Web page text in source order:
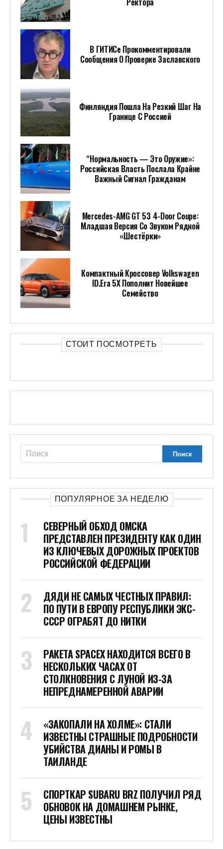
В ГИТИСе Прокомментировали
Сообщения О Проверке Заславского
Финляндия Пошла На Резкий Шаг На
Границе С Россией
“Нормальность — Это Оружие»:
Российская Власть Послала Крайне
Важный Сигнал Гражданам
Mercedes-AMG GT 53 4-Door Coupe:
Младшая Версия Со Звуком Рядной
«шестёрки»
Компактный Кроссовер Volkswagen
ID.Era 5X Пополнит Новейшее
Семейство
СТОИТ ПОСМОТРЕТЬ
ПОПУЛЯРНОЕ ЗА НЕДЕЛЮ
СЕВЕРНЫЙ ОБХОД ОМСКА
ПРЕДСТАВЛЕН ПРЕЗИДЕНТУ КАК ОДИН
ИЗ КЛЮЧЕВЫХ ДОРОЖНЫХ ПРОЕКТОВ
РОССИЙСКОЙ ФЕДЕРАЦИИ
ДЯДИ НЕ САМЫХ ЧЕСТНЫХ ПРАВИЛ:
ПО ПУТИ В ЕВРОПУ РЕСПУБЛИКИ ЭКС-
СССР ОГРАБЯТ ДО НИТКИ
РАКЕТА SPACEX НАХОДИТСЯ ВСЕГО В
НЕСКОЛЬКИХ ЧАСАХ ОТ
СТОЛКНОВЕНИЯ С ЛУНОЙ ИЗ-ЗА
НЕПРЕДНАМЕРЕННОЙ АВАРИИ
«ЗАКОПАЛИ НА ХОЛМЕ»: СТАЛИ
ИЗВЕСТНЫ СТРАШНЫЕ ПОДРОБНОСТИ
УБИЙСТВА ДИАНЫ И РОМЫ В
ТАИЛАНДЕ
СПОРТКАР SUBARU BRZ ПОЛУЧИЛ РЯД
ОБНОВОК НА ДОМАШНЕМ РЫНКЕ,
ЦЕНЫ ИЗВЕСТНЫ